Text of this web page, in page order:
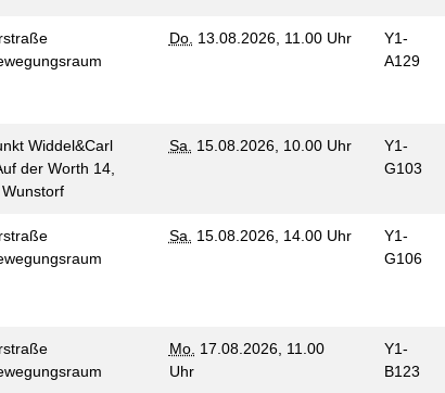
Do. 13.08.2026, 11.00 Uhr
Y1-
A129
Widdel&Carl
der Worth 14,
Sa. 15.08.2026, 10.00 Uhr
Y1-
G103
Sa. 15.08.2026, 14.00 Uhr
Y1-
G106
Mo. 17.08.2026, 11.00
Uhr
Y1-
B123